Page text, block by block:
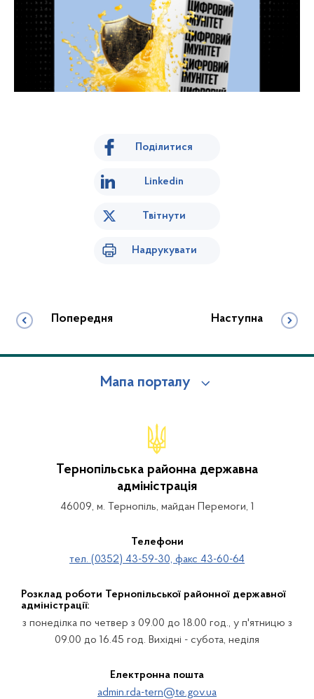
Поділитися
Linkedin
Твітнути
Надрукувати
Попередня Наступна
Мапа порталу
Тернопільська районна державна
адміністрація
46009, м. Тернопіль, майдан Перемоги, 1
Телефони
тел. (0352) 43-59-30, факс 43-60-64
Розклад роботи Тернопільської районної державної
адміністрації:
з понеділка по четвер з 09.00 до 18.00 год., у п'ятницю з
09.00 до 16.45 год. Вихідні - субота, неділя
Електронна пошта
admin.rda-tern@te.gov.ua